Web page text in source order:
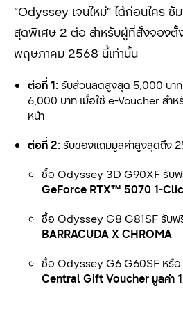
“Odyssey เจนใหม่” ได้ก่อนใคร ซั
สุดพิเศษ 2 ต่อ สำหรับผู้ที่สั่งจอง
พฤษภาคม 2568 นี้เท่านั้น
ต่อที่ 1:รับส่วนลดสูงสุด 5,000 บา
6,000 บาท เมื่อใช้ e-Voucher สำห
หน้า
ต่อที่ 2:รับของแถมมูลค่าสูงสุดถึง
ซื้อ Odyssey 3D G90XF รับฟ
GeForce RTX™ 5070 1-
ซื้อ Odyssey G8 G81SF รับฟ
BARRACUDA X CHROMA
ซื้อ Odyssey G6 G60SF หรื
Central Gift Voucher มูลค่า